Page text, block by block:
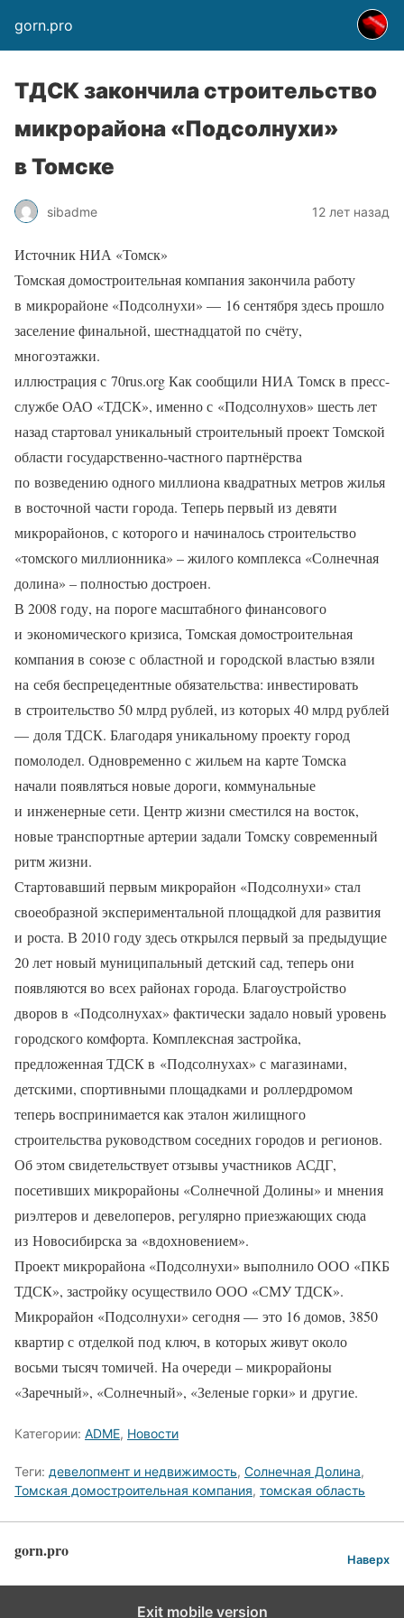
gorn.pro
ТДСК закончила строительство
микрорайона «Подсолнухи»
в Томске
sibadme 12 лет назад
Источник НИА «Томск»
Томская домостроительная компания закончила работу
в микрорайоне «Подсолнухи» — 16 сентября здесь прошло
заселение финальной, шестнадцатой по счёту,
многоэтажки.
иллюстрация с 70rus.org Как сообщили НИА Томск в пресс-
службе ОАО «ТДСК», именно с «Подсолнухов» шесть лет
назад стартовал уникальный строительный проект Томской
области государственно-частного партнёрства
по возведению одного миллиона квадратных метров жилья
в восточной части города. Теперь первый из девяти
микрорайонов, с которого и начиналось строительство
«томского миллионника» – жилого комплекса «Солнечная
долина» – полностью достроен.
В 2008 году, на пороге масштабного финансового
и экономического кризиса, Томская домостроительная
компания в союзе с областной и городской властью взяли
на себя беспрецедентные обязательства: инвестировать
в строительство 50 млрд рублей, из которых 40 млрд рублей
— доля ТДСК. Благодаря уникальному проекту город
помолодел. Одновременно с жильем на карте Томска
начали появляться новые дороги, коммунальные
и инженерные сети. Центр жизни сместился на восток,
новые транспортные артерии задали Томску современный
ритм жизни.
Стартовавший первым микрорайон «Подсолнухи» стал
своеобразной экспериментальной площадкой для развития
и роста. В 2010 году здесь открылся первый за предыдущие
20 лет новый муниципальный детский сад, теперь они
появляются во всех районах города. Благоустройство
дворов в «Подсолнухах» фактически задало новый уровень
городского комфорта. Комплексная застройка,
предложенная ТДСК в «Подсолнухах» с магазинами,
детскими, спортивными площадками и роллердромом
теперь воспринимается как эталон жилищного
строительства руководством соседних городов и регионов.
Об этом свидетельствует отзывы участников АСДГ,
посетивших микрорайоны «Солнечной Долины» и мнения
риэлтеров и девелоперов, регулярно приезжающих сюда
из Новосибирска за «вдохновением».
Проект микрорайона «Подсолнухи» выполнило ООО «ПКБ
ТДСК», застройку осуществило ООО «СМУ ТДСК».
Микрорайон «Подсолнухи» сегодня — это 16 домов, 3850
квартир с отделкой под ключ, в которых живут около
восьми тысяч томичей. На очереди – микрорайоны
«Заречный», «Солнечный», «Зеленые горки» и другие.
Категории: ADME, Новости
Теги: девелопмент и недвижимость, Солнечная Долина,
Томская домостроительная компания, томская область
gorn.pro Наверх
Exit mobile version